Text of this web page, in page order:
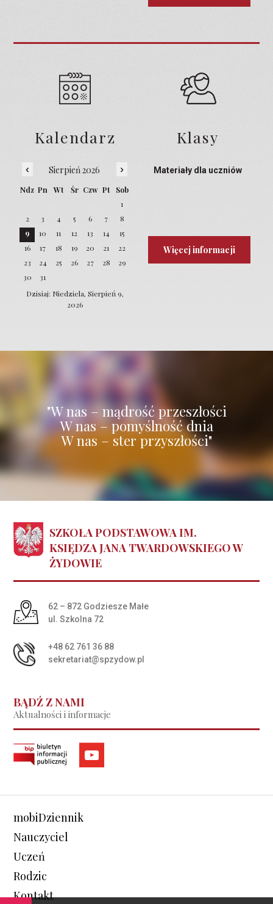
Kalendarz
‹ Sierpień 2026 ›
Ndz Pn Wt Śr Czw Pt
Sob
1
2
3 4 5 6 7
8
9
10 11 12 13 14
15
16
17 18 19 20 21
22
23
24 25 26 27 28
29
30
31
Dzisiaj: Niedziela, Sierpień 9,
2026
Klasy
Materiały dla uczniów
Więcej informacji
"W nas – mądrość przeszłości
W nas – pomyślność dnia
W nas – ster przyszłości"
SZKOŁA PODSTAWOWA IM.
KSIĘDZA JANA TWARDOWSKIEGO W
ŻYDOWIE
Adres pocztowy:
62 – 872 Godziesze Małe
ul. Szkolna 72
+48 62 761 36 88
sekretariat@spzydow.pl
BĄDŹ Z NAMI
Aktualności i informacje
mobiDziennik
Nauczyciel
Uczeń
Rodzic
Kontakt